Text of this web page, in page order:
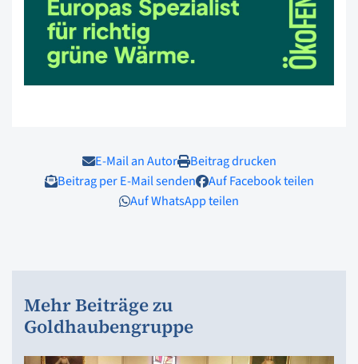
E-Mail an Autor
Beitrag drucken
Beitrag per E-Mail senden
Auf Facebook teilen
Auf WhatsApp teilen
Mehr Beiträge zu
Goldhaubengruppe